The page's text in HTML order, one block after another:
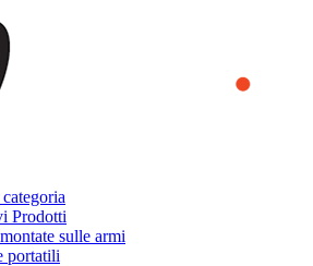
that we provide you the best experience
to browse this website, you accept
us analyze how the website is used and
To learn more or to find out how
can access our
Prodotti
sulle armi
portatili